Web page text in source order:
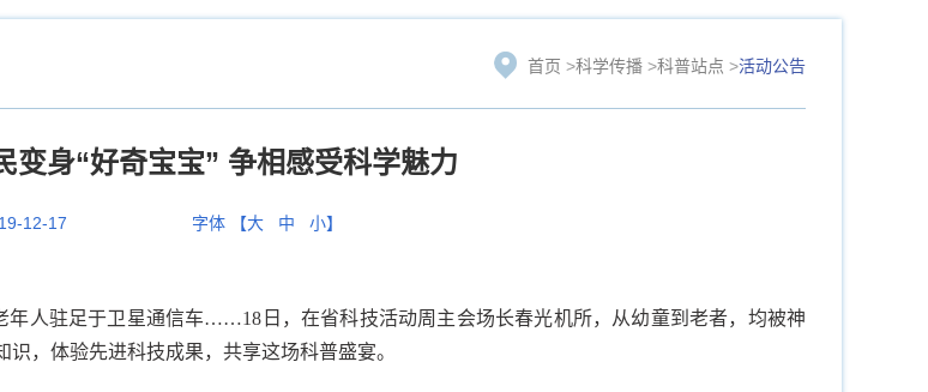
首页 >科学传播 >科普站点 >活动公告
变身“好奇宝宝” 争相感受科学魅力
12-17 字体 【大 中 小】
人驻足于卫星通信车……18日，在省科技活动周主会场长春光机所，从幼童到老者，均被神
，体验先进科技成果，共享这场科普盛宴。